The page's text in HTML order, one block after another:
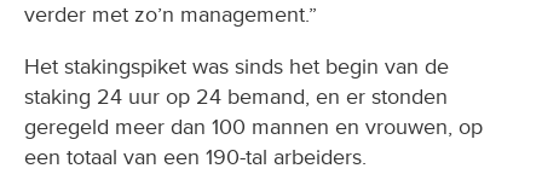
verder met zo’n management.”
Het stakingspiket was sinds het begin van de
staking 24 uur op 24 bemand, en er stonden
geregeld meer dan 100 mannen en vrouwen, op
een totaal van een 190-tal arbeiders.